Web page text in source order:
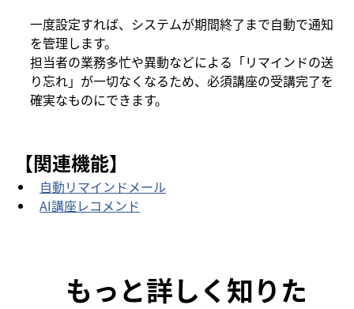
一度設定すれば、システムが期間終了まで自動で通知
を管理します。
担当者の業務多忙や異動などによる「リマインドの送
り忘れ」が一切なくなるため、必須講座の受講完了を
確実なものにできます。
【関連機能】
自動リマインドメール
AI講座レコメンド
もっと詳しく知りた